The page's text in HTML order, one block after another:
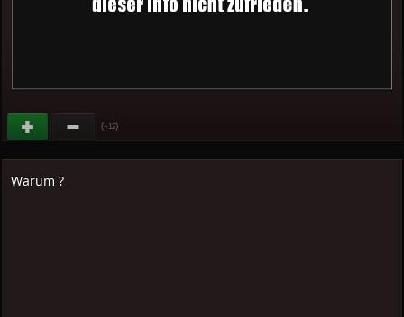
(+12)
Warum ?